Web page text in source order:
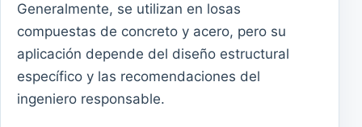
Generalmente, se utilizan en losas
compuestas de concreto y acero, pero su
aplicación depende del diseño estructural
específico y las recomendaciones del
ingeniero responsable.